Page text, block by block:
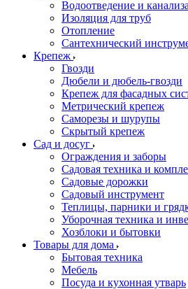
Водоотведение и
Изоляция для труб
Отопление
Сантехнический
Крепеж
Гвозди
Дюбели и дюбель-гвозди
Крепеж для фасадных
Метрический крепеж
Саморезы и шурупы
Скрытый крепеж
Сад и досуг
Ограждения и заборы
Садовая техника и
Садовые дорожки
Садовый инструмент
Теплицы, парники и
Уборочная техника и
Хозблоки и бытовки
Товары для дома
Бытовая техника
Мебель
Посуда и кухонная утварь